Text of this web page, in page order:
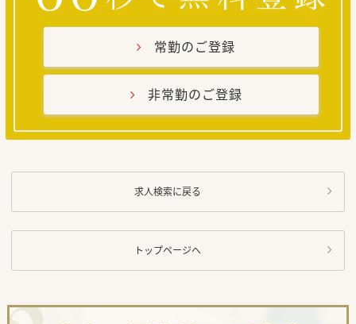
常勤のご登録
非常勤のご登録
求人検索に戻る
トップページへ